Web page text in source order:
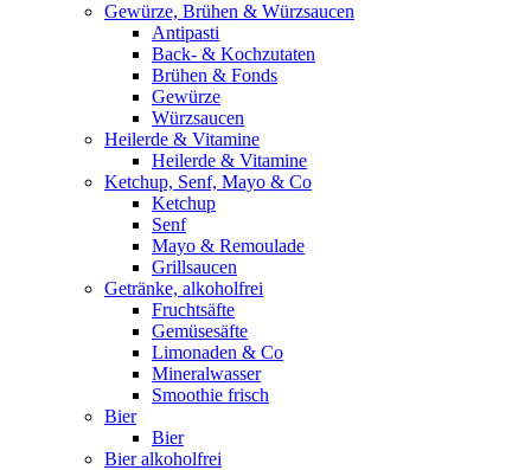
Gewürze, Brühen & Würzsaucen
Antipasti
Back- & Kochzutaten
Brühen & Fonds
Gewürze
Würzsaucen
Heilerde & Vitamine
Heilerde & Vitamine
Ketchup, Senf, Mayo & Co
Ketchup
Senf
Mayo & Remoulade
Grillsaucen
Getränke, alkoholfrei
Fruchtsäfte
Gemüsesäfte
Limonaden & Co
Mineralwasser
Smoothie frisch
Bier
Bier
Bier alkoholfrei